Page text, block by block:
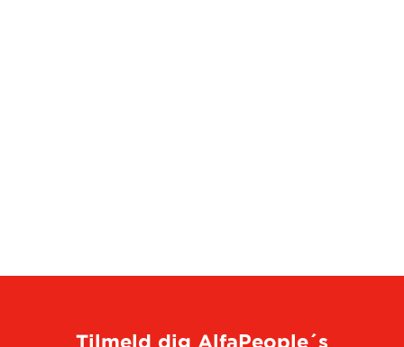
Tilmeld dig AlfaPeople´s